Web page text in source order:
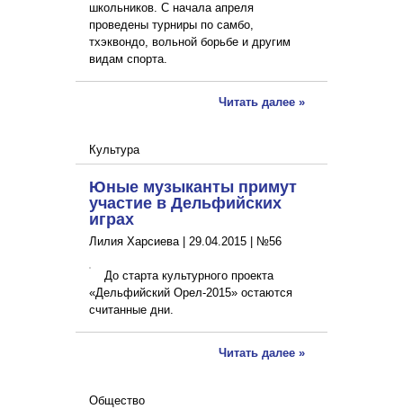
школьников. С начала апреля
проведены турниры по самбо,
тхэквондо, вольной борьбе и другим
видам спорта.
Читать далее »
Культура
Юные музыканты примут
участие в Дельфийских
играх
Лилия Харсиева | 29.04.2015 №56
До старта культурного проекта
«Дельфийский Орел-2015» остаются
считанные дни.
Читать далее »
Общество